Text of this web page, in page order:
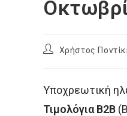
PostΧρήστος
Υποχρεωτική
Τιμολόγια Β2Β